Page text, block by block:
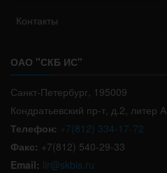
Контакты
ОАО "СКБ ИС"
Санкт-Петербург, 195009
Кондратьевский пр-т, д.2, литер А
Телефон: +7(812) 334-17-72
Факс: +7(812) 540-29-33
Email: lir@skbis.ru